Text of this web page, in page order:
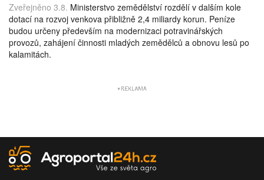
Zveřejněno 3.8. Ministerstvo zemědělství rozdělí v dalším kole
dotací na rozvoj venkova přibližně 2,4 miliardy korun. Peníze
budou určeny především na modernizaci potravinářských
provozů, zahájení činnosti mladých zemědělců a obnovu lesů po
kalamitách.